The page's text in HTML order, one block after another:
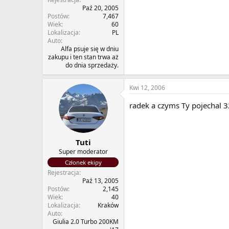
Paź 20, 2005
Postów
7,467
Wiek
60
Lokalizacja
PL
Auto
Alfa psuje się w dniu
zakupu i ten stan trwa aż
do dnia sprzedaży.
Tuti
Super moderator
Członek ekipy
Rejestracja
Paź 13, 2005
Postów
2,145
Wiek
40
Lokalizacja
Kraków
Auto
Giulia 2.0 Turbo 200KM
Kwi 12, 2006
radek a czyms Ty pojechal